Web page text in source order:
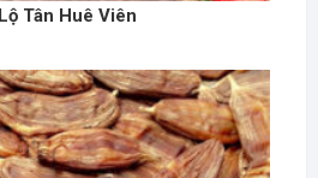
Tân Huê Viên